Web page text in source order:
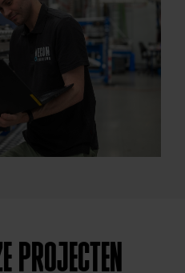
PROJECTEN